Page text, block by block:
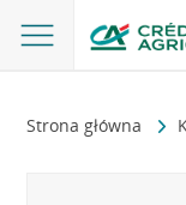
Strona główna